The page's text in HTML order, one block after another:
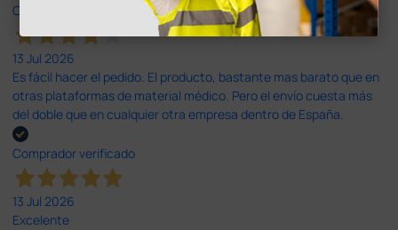
Comprador verificado
13 Jul 2026
Es fácil hacer el pedido. El producto, bastante mas barato que en
otras plataformas de material médico. Pero el envío cuesta más
del doble que en cualquier otra empresa dentro de España.
Comprador verificado
13 Jul 2026
Excelente